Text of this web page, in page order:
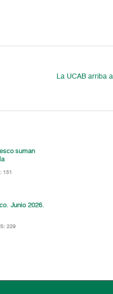
La UCAB arriba
suman
151
Junio 2026.
229